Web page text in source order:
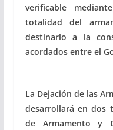
verificable
totalidad del
destinarlo a la
acordados entre el
La Dejación de las
desarrollará en dos
de Armamento y